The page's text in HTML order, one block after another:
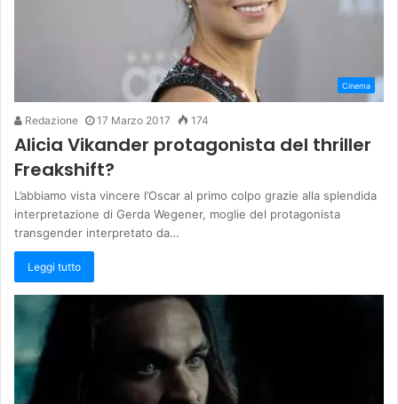
Cinema
Redazione 17 Marzo 2017 174
Alicia Vikander protagonista del thriller
Freakshift?
L’abbiamo vista vincere l’Oscar al primo colpo grazie alla splendida
interpretazione di Gerda Wegener, moglie del protagonista
transgender interpretato da…
Leggi tutto